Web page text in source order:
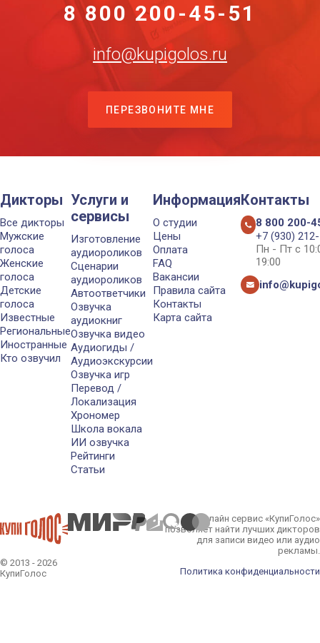
8 800 200-45-51
info@kupigolos.ru
ПЕРЕЗВОНИТЕ МНЕ
Дикторы
Все дикторы
Мужские
голоса
Женские
голоса
Детские
голоса
Известные
Региональные
Иностранные
Кто озвучил
Услуги и
сервисы
Изготовление
аудиороликов
Сценарии
аудиороликов
Автоответчики
Озвучка
аудиокниг
Озвучка видео
Аудиогиды /
Аудиоэкскурсии
Озвучка игр
Перевод /
Локализация
Хрономер
Школа вокала
ИИ озвучка
Рейтинги
Статьи
Информация
О студии
Цены
Оплата
FAQ
Вакансии
Правила сайта
Контакты
Карта сайта
Контакты
8 800 200-
+7 (930)
Пн - Пт с
19:00
© 2013 - 2026
КупиГолос
Онлайн сервис «КупиГолос»
позволяет найти лучших дикторов
для записи видео или аудио
рекламы.
Политика конфиденциальности